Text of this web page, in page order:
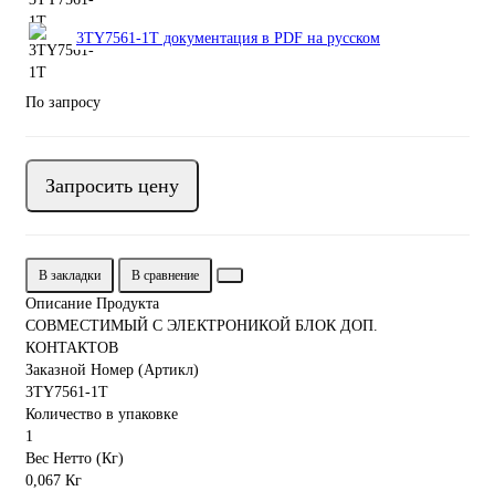
3TY7561-1T документация в PDF на русском
По запросу
Запросить цену
В закладки В сравнение
Описание Продукта
СОВМЕСТИМЫЙ С ЭЛЕКТРОНИКОЙ БЛОК ДОП.
КОНТАКТОВ
Заказной Номер (Артикл)
3TY7561-1T
Количество в упаковке
1
Вес Нетто (Кг)
0,067 Кг